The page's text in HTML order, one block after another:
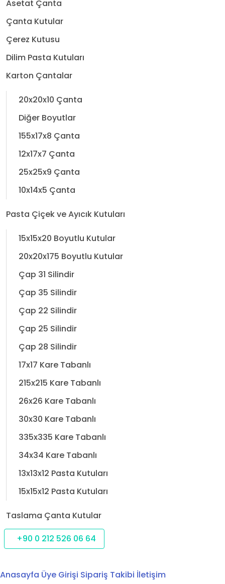
Asetat Çanta
Çanta Kutular
Çerez Kutusu
Dilim Pasta Kutuları
Karton Çantalar
20x20x10 Çanta
Diğer Boyutlar
155x17x8 Çanta
12x17x7 Çanta
25x25x9 Çanta
10x14x5 Çanta
Pasta Çiçek ve Ayıcık Kutuları
15x15x20 Boyutlu Kutular
20x20x175 Boyutlu Kutular
Çap 31 Silindir
Çap 35 Silindir
Çap 22 Silindir
Çap 25 Silindir
Çap 28 Silindir
17x17 Kare Tabanlı
215x215 Kare Tabanlı
26x26 Kare Tabanlı
30x30 Kare Tabanlı
335x335 Kare Tabanlı
34x34 Kare Tabanlı
13x13x12 Pasta Kutuları
15x15x12 Pasta Kutuları
Taslama Çanta Kutular
+90 0 212 526 06 64
Anasayfa Üye Girişi Sipariş Takibi İletişim